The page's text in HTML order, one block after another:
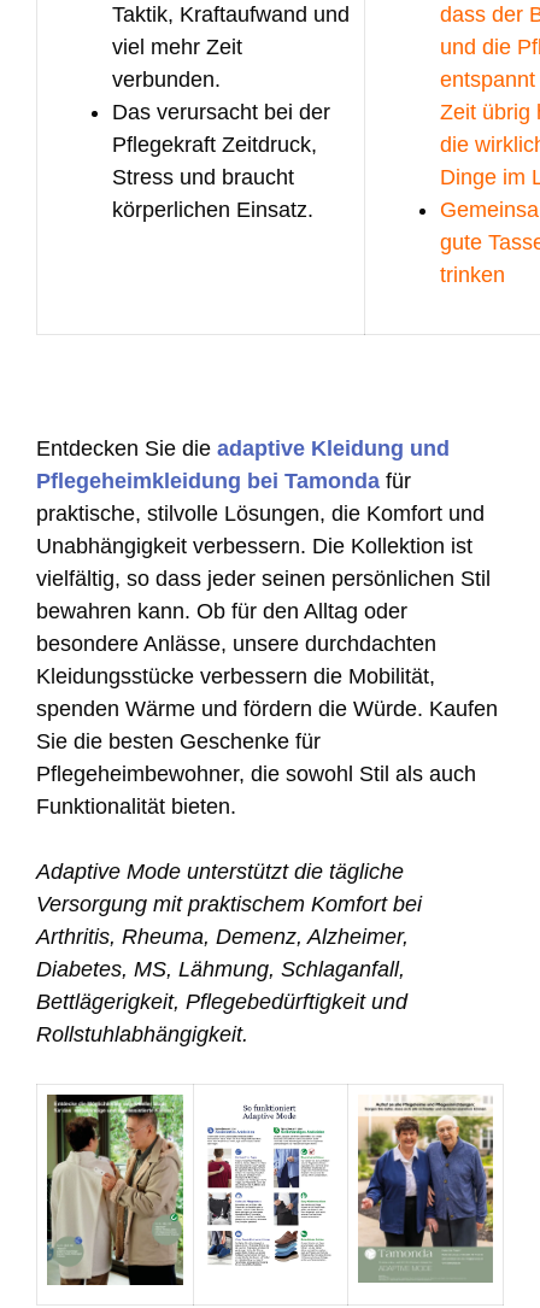
Taktik, Kraftaufwand und
viel mehr Zeit
verbunden.
Das verursacht bei der
Pflegekraft Zeitdruck,
Stress und braucht
körperlichen Einsatz.
dass der
und die
Zeit übrig
die
Dinge im
gute
trinken
Entdecken Sie die adaptive Kleidung und
Pflegeheimkleidung bei Tamonda für
praktische, stilvolle Lösungen, die Komfort und
Unabhängigkeit verbessern. Die Kollektion ist
vielfältig, so dass jeder seinen persönlichen Stil
bewahren kann. Ob für den Alltag oder
besondere Anlässe, unsere durchdachten
Kleidungsstücke verbessern die Mobilität,
spenden Wärme und fördern die Würde. Kaufen
Sie die besten Geschenke für
Pflegeheimbewohner, die sowohl Stil als auch
Funktionalität bieten.
Adaptive Mode unterstützt die tägliche
Versorgung mit praktischem Komfort bei
Arthritis, Rheuma, Demenz, Alzheimer,
Diabetes, MS, Lähmung, Schlaganfall,
Bettlägerigkeit, Pflegebedürftigkeit und
Rollstuhlabhängigkeit.